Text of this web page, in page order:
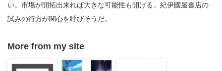
い。市場が開拓出来れば大きな可能性も開ける。紀伊國屋書店の
試みの行方が関心を呼びそうだ。
More from my site